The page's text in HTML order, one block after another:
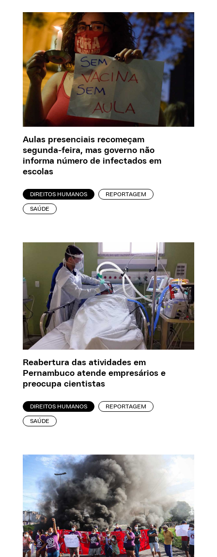
Aulas presenciais recomeçam
segunda-feira, mas governo não
informa número de infectados em
escolas
DIREITOS HUMANOS REPORTAGEM
SAÚDE
Reabertura das atividades em
Pernambuco atende empresários e
preocupa cientistas
DIREITOS HUMANOS REPORTAGEM
SAÚDE